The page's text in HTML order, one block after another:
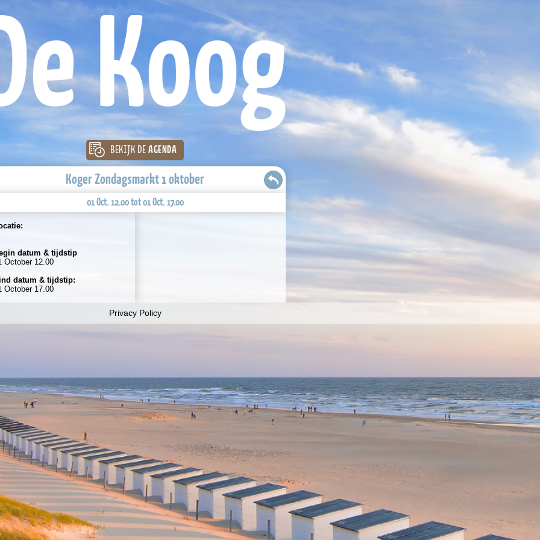
BEKIJK DE AGENDA
Koger Zondagsmarkt 1 oktober
01 Oct. 12.00 tot 01 Oct. 17.00
datum & tijdstip
October 12.00
datum & tijdstip:
October 17.00
Privacy Policy